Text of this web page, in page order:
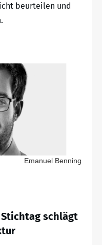
beurteilen und
Emanuel Benning
schlägt